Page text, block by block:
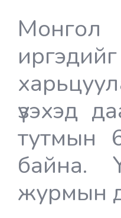
Монгол
үзэхэд
тутмын
байна.
журмын